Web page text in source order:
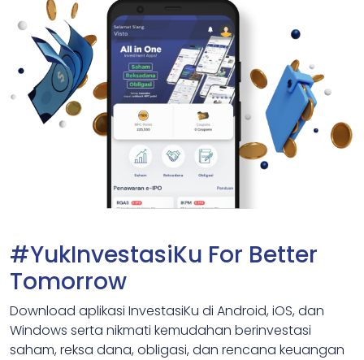
#YukInvestasiKu For Better
Tomorrow
Download aplikasi InvestasiKu di Android, iOS, dan
Windows serta nikmati kemudahan berinvestasi
saham, reksa dana, obligasi, dan rencana keuangan